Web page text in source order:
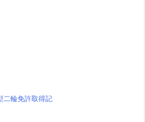
二輪免許取得記